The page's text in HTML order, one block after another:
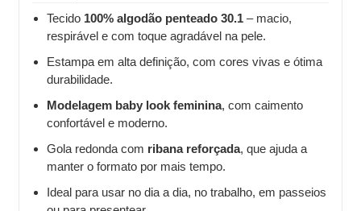
Tecido 100% algodão penteado 30.1 – macio,
respirável e com toque agradável na pele.
Estampa em alta definição, com cores vivas e ótima
durabilidade.
Modelagem baby look feminina, com caimento
confortável e moderno.
Gola redonda com ribana reforçada, que ajuda a
manter o formato por mais tempo.
Ideal para usar no dia a dia, no trabalho, em passeios